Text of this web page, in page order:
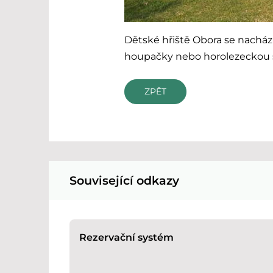
Dětské hřiště Obora se
houpačky nebo horolezeckou
ZPĚT
Související odkazy
Rezervační systém